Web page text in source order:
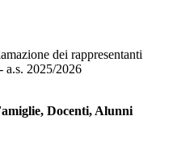
dei rappresentanti
a.s. 2025/2026
Docenti, Alunni